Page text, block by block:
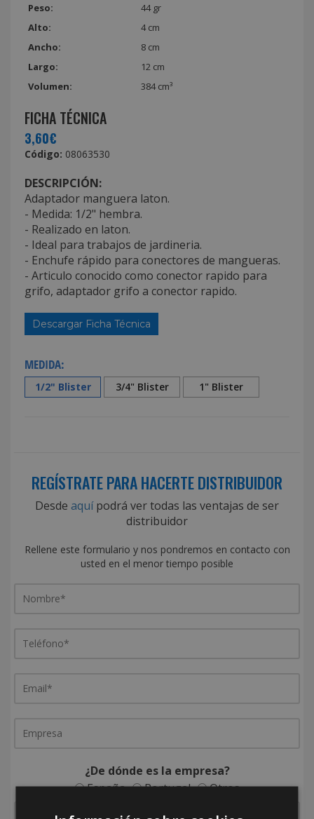
Peso:
44 gr
Alto:
4 cm
Ancho:
8 cm
Largo:
12 cm
Volumen:
384 cm³
FICHA TÉCNICA
3,60€
Código: 08063530
DESCRIPCIÓN:
Adaptador manguera laton.
- Medida: 1/2" hembra.
- Realizado en laton.
- Ideal para trabajos de jardineria.
- Enchufe rápido para conectores de mangueras.
- Articulo conocido como conector rapido para
grifo, adaptador grifo a conector rapido.
Descargar Ficha Técnica
MEDIDA:
1/2" Blister 3/4" Blister 1" Blister
REGÍSTRATE PARA HACERTE DISTRIBUIDOR
Desde aquípodrá ver todas las ventajas de ser
distribuidor
Rellene este formulario y nos pondremos en contacto con
usted en el menor tiempo posible
¿De dónde es la empresa?
España
Portugal Otros